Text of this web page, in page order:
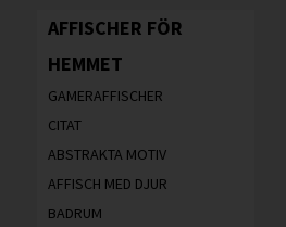
AFFISCHER FÖR
HEMMET
GAMERAFFISCHER
CITAT
ABSTRAKTA MOTIV
AFFISCH MED DJUR
BADRUM